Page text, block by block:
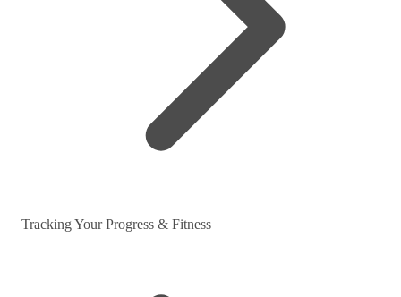
Tracking Your Progress & Fitness